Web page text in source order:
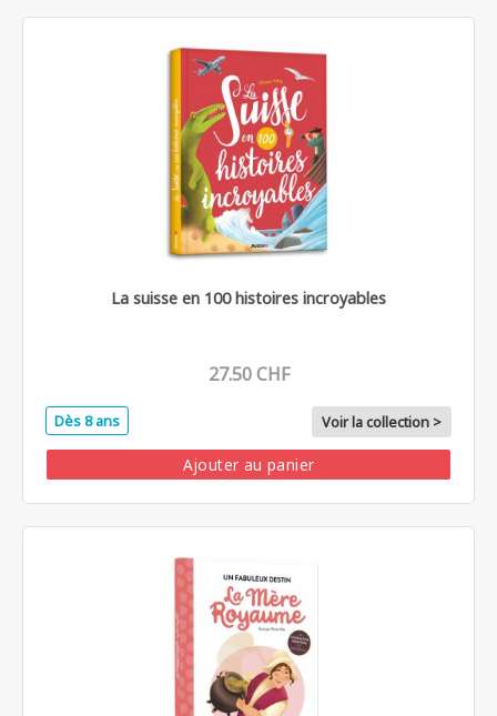
La suisse en 100 histoires incroyables
27.50 CHF
Dès 8 ans Voir la collection >
Ajouter au panier